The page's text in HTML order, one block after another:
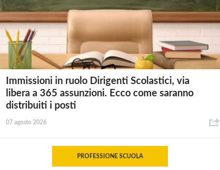
Immissioni in ruolo Dirigenti Scolastici, via
libera a 365 assunzioni. Ecco come saranno
distribuiti i posti
07 agosto 2026
PROFESSIONE SCUOLA